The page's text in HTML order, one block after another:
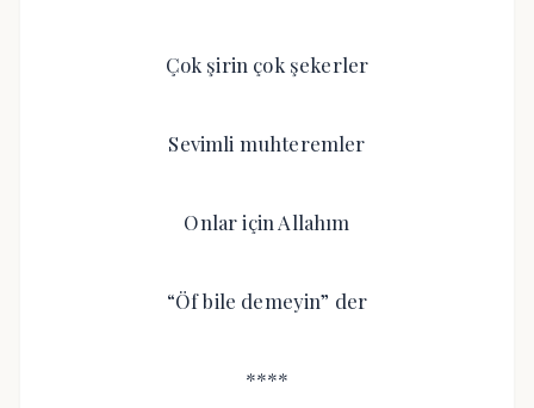
Çok şirin çok şekerler
Sevimli muhteremler
Onlar için Allahım
“Öf bile demeyin” der
****